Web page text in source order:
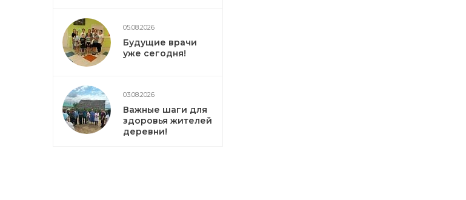
05.08.2026
Будущие врачи
уже сегодня!
03.08.2026
Важные шаги для
здоровья жителей
деревни!